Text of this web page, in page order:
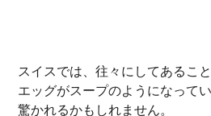
スイスでは、往々にしてあるこ
エッグがスープのようになって
驚かれるかもしれません。